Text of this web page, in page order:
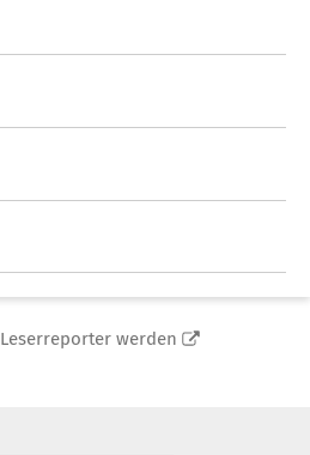
Leserreporter werden